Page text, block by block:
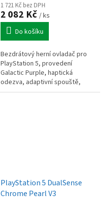
1 721 Kč bez DPH
2 082 Kč / ks
Do košíku
Bezdrátový herní ovladač pro
PlayStation 5, provedení
Galactic Purple, haptická
odezva, adaptivní spouště,
vestavěný mikrofon a
PlayStation 5 DualSense
Chrome Pearl V3